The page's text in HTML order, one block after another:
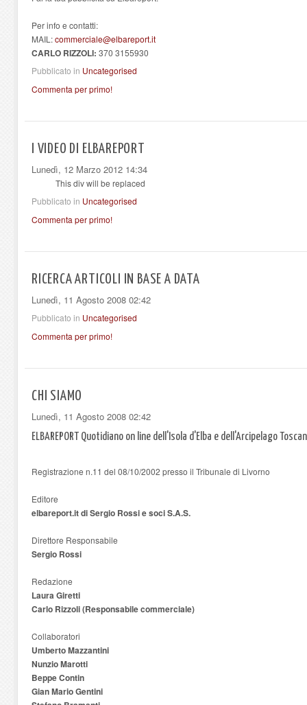
Per info e contatti:
MAIL:commerciale@elbareport.it
CARLO RIZZOLI: 370 3155930
Pubblicato in Uncategorised
Commenta per primo!
I VIDEO DI ELBAREPORT
Lunedì, 12 Marzo 2012 14:34
This div will be replaced
Pubblicato in Uncategorised
Commenta per primo!
RICERCA ARTICOLI IN BASE A DATA
Lunedì, 11 Agosto 2008 02:42
Pubblicato in Uncategorised
Commenta per primo!
CHI SIAMO
Lunedì, 11 Agosto 2008 02:42
ELBAREPORT Quotidiano on line dell'Isola d'Elba e dell'Arcipelago
Registrazione n.11 del 08/10/2002 presso il Tribunale di Livorno
Editore
elbareport.it di Sergio Rossi e soci S.A.S.
Direttore Responsabile
Sergio Rossi
Redazione
Laura Giretti
Carlo Rizzoli (Responsabile commerciale)
Collaboratori
Umberto Mazzantini
Nunzio Marotti
Beppe Contin
Gian Mario Gentini